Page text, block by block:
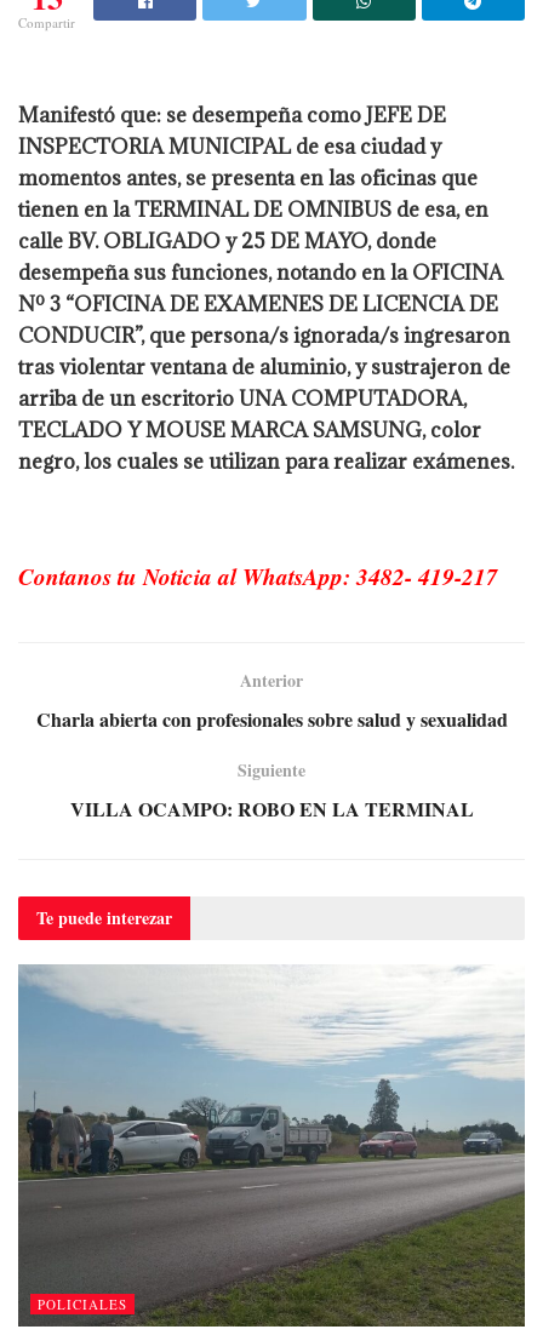
Compartir
Manifestó que: se desempeña como JEFE DE
INSPECTORIA MUNICIPAL de esa ciudad y
momentos antes, se presenta en las oficinas que
tienen en la TERMINAL DE OMNIBUS de esa, en
calle BV. OBLIGADO y 25 DE MAYO, donde
desempeña sus funciones, notando en la OFICINA
Nº 3 “OFICINA DE EXAMENES DE LICENCIA DE
CONDUCIR”, que persona/s ignorada/s ingresaron
tras violentar ventana de aluminio, y sustrajeron de
arriba de un escritorio UNA COMPUTADORA,
TECLADO Y MOUSE MARCA SAMSUNG, color
negro, los cuales se utilizan para realizar exámenes.
Contanos tu Noticia al WhatsApp: 3482- 419-217
Anterior
Charla abierta con profesionales sobre salud y sexualidad
Siguiente
VILLA OCAMPO: ROBO EN LA TERMINAL
Te puedeinterezar
POLICIALES